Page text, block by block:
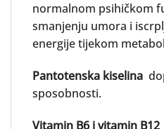
normalnom psihičkom
smanjenju umora i
energije tijekom
Pantotenska kiselina
sposobnosti.
Vitamin B6 i vitamin B12